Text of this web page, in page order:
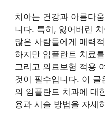
치아는 건강과 아름다
니다. 특히, 잃어버린
많은 사람들에게 매력
하지만 임플란트 치료
그리고 의료보험 적용
것이 필수입니다. 이 글
의 임플란트 치과에 대
용과 시술 방법을 자세